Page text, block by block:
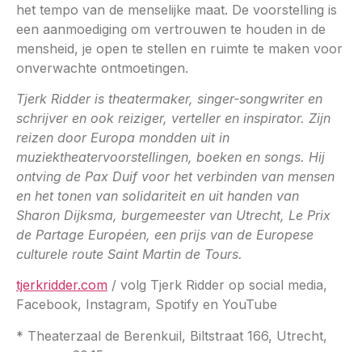
het tempo van de menselijke maat. De voorstelling is
een aanmoediging om vertrouwen te houden in de
mensheid, je open te stellen en ruimte te maken voor
onverwachte ontmoetingen.
Tjerk Ridder is theatermaker, singer-songwriter en
schrijver en ook reiziger, verteller en inspirator. Zijn
reizen door Europa mondden uit in
muziektheatervoorstellingen, boeken en songs. Hij
ontving de Pax Duif voor het verbinden van mensen
en het tonen van solidariteit en uit handen van
Sharon Dijksma, burgemeester van Utrecht, Le Prix
de Partage Européen, een prijs van de Europese
culturele route Saint Martin de Tours.
tjerkridder.com / volg Tjerk Ridder op social media,
Facebook, Instagram, Spotify en YouTube
* Theaterzaal de Berenkuil, Biltstraat 166, Utrecht,